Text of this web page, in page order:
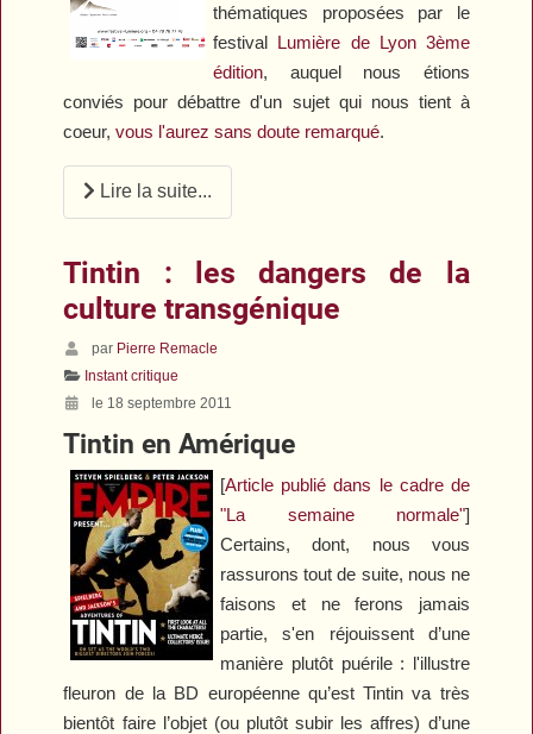
thématiques proposées par le
festival Lumière de Lyon 3ème
édition, auquel nous étions
conviés pour débattre d'un sujet qui nous tient à
coeur,vous l'aurez sans doute remarqué.
Lire la suite...
Tintin : les dangers de la
culture transgénique
par Pierre Remacle
Instant critique
le 18 septembre 2011
Tintin en Amérique
[Article publié dans le cadre de
"La semaine normale"]
Certains, dont, nous vous
rassurons tout de suite, nous ne
faisons et ne ferons jamais
partie, s'en réjouissent d’une
manière plutôt puérile : l'illustre
fleuron de la BD européenne qu’estTintin va très
bientôt faire l’objet (ou plutôt subir les affres) d’une